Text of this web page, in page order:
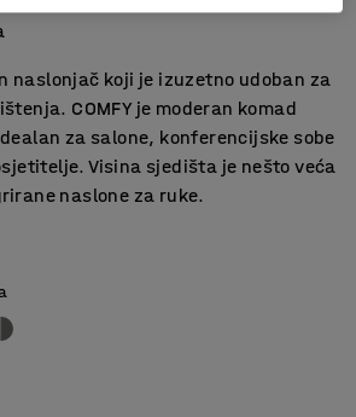
naslonjač koji je izuzetno udoban za
COMFY je moderan komad
za salone, konferencijske sobe
Visina sjedišta je nešto veća
naslone za ruke.